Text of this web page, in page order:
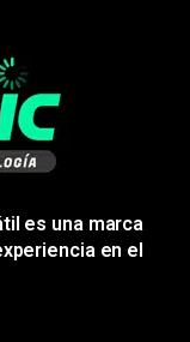
es una marca
en el